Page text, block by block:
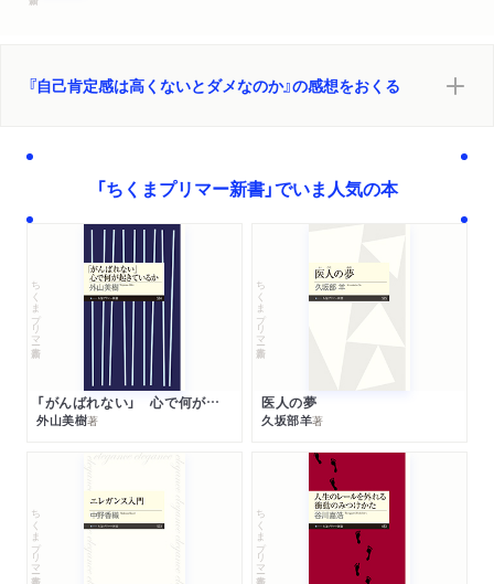
『自己肯定感は高くないとダメなのか』の感想をおくる
「ちくまプリマー新書」でいま人気の本
ちくまプリマー新書
「がんばれない」 心で何が起きているか
外山美樹著
ちくまプリマー新書
医人の夢
久坂部羊著
ちくまプリマー新書 ちくまプリマー新書